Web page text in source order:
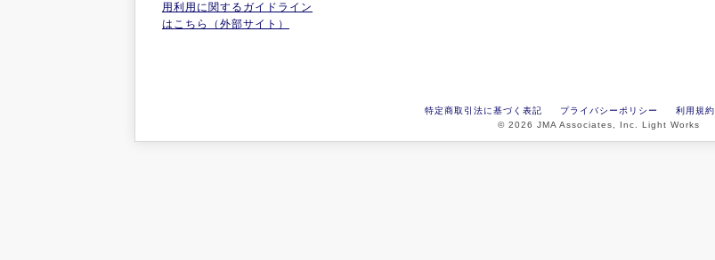
用利用に関するガイドライン
はこちら（外部サイト）
特定商取引法に基づく表記 プライバシーポリシー 利用規約
© 2026 JMA Associates, Inc. Light Works